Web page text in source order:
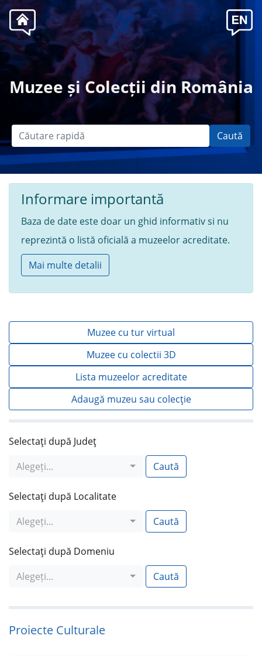
Muzee și Colecții din România
Caută
Informare importantă
Baza de date este doar un ghid informativ si nu
reprezintă o listă oficială a muzeelor acreditate.
Mai multe detalii
Muzee cu tur virtual
Muzee cu colectii 3D
Lista muzeelor acreditate
Adaugă muzeu sau colecţie
Selectaţi după Judeţ
Alegeți...
Caută
Selectaţi după Localitate
Alegeți...
Caută
Selectaţi după Domeniu
Alegeți...
Caută
Proiecte Culturale